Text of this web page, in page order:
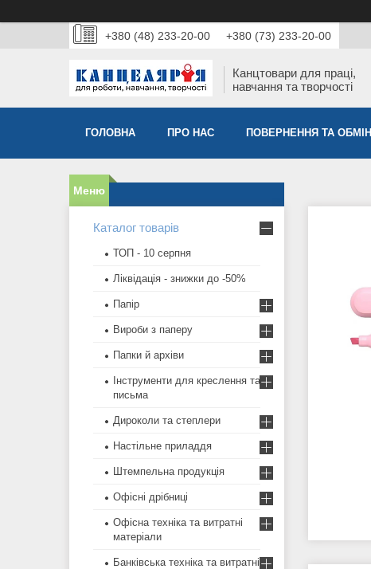
+380 (48) 233-20-00 +380 (73) 233-20-00
Канцтовари для працi,
навчання та творчостi
ГОЛОВНА ПРО НАС ПОВЕРНЕННЯ ТА ОБМIН
Каталог товарів
ТОП - 10 серпня
Ліквідація - знижки до -50%
Папір
Вироби з паперу
Папки й архіви
Інструменти для креслення та
письма
Дироколи та степлери
Настільне приладдя
Штемпельна продукція
Офісні дрібниці
Офісна техніка та витратні
матеріали
Банківська техніка та витратні